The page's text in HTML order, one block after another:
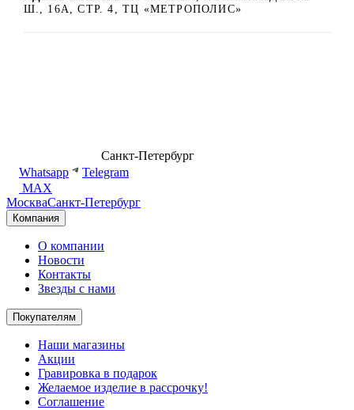
Ш., 16А, СТР. 4, ТЦ «МЕТРОПОЛИС»
Санкт-Петербург
Whatsapp
Telegram
MAX
МоскваСанкт-Петербург
Компания
О компании
Новости
Контакты
Звезды с нами
Покупателям
Наши магазины
Акции
Гравировка в подарок
Желаемое изделие в рассрочку!
Соглашение